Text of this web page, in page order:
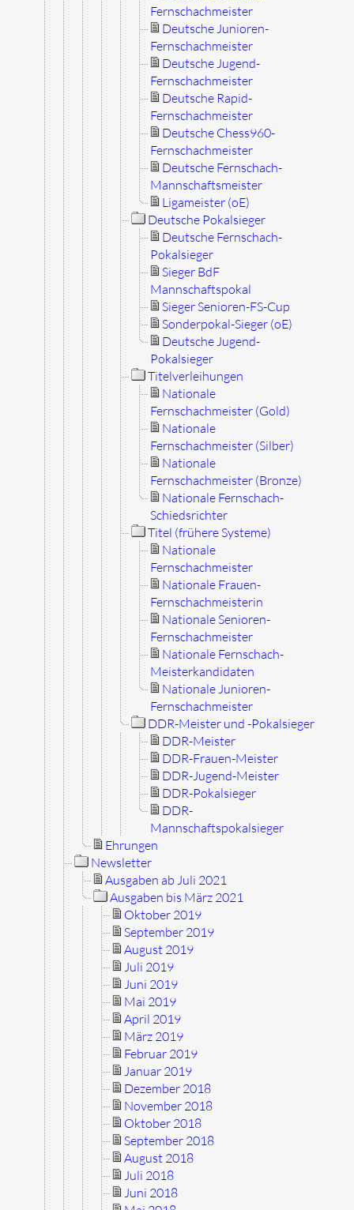
Fernschachmeister
Deutsche Junioren-
Fernschachmeister
Deutsche Jugend-
Fernschachmeister
Deutsche Rapid-
Fernschachmeister
Deutsche Chess960-
Fernschachmeister
Deutsche Fernschach-
Mannschaftsmeister
Ligameister (oE)
Deutsche Pokalsieger
Deutsche Fernschach-
Pokalsieger
Sieger BdF
Mannschaftspokal
Sieger Senioren-FS-Cup
Sonderpokal-Sieger (oE)
Deutsche Jugend-
Pokalsieger
Titelverleihungen
Nationale
Fernschachmeister (Gold)
Nationale
Fernschachmeister (Silber)
Nationale
Fernschachmeister (Bronze)
Nationale Fernschach-
Schiedsrichter
Titel (frühere Systeme)
Nationale
Fernschachmeister
Nationale Frauen-
Fernschachmeisterin
Nationale Senioren-
Fernschachmeister
Nationale Fernschach-
Meisterkandidaten
Nationale Junioren-
Fernschachmeister
DDR-Meister und -Pokalsieger
DDR-Meister
DDR-Frauen-Meister
DDR-Jugend-Meister
DDR-Pokalsieger
DDR-
Mannschaftspokalsieger
Ehrungen
Newsletter
Ausgaben ab Juli 2021
Ausgaben bis März 2021
Oktober 2019
September 2019
August 2019
Juli 2019
Juni 2019
Mai 2019
April 2019
März 2019
Februar 2019
Januar 2019
Dezember 2018
November 2018
Oktober 2018
September 2018
August 2018
Juli 2018
Juni 2018